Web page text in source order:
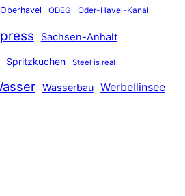
Oberhavel ODEG Oder-Havel-Kanal
Sachsen-Anhalt
Spritzkuchen Steel is real
Wasserbau Werbellinsee